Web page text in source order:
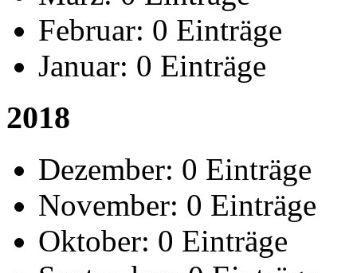
Februar: 0 Einträge
Januar: 0 Einträge
2018
Dezember: 0 Einträge
November: 0 Einträge
Oktober: 0 Einträge